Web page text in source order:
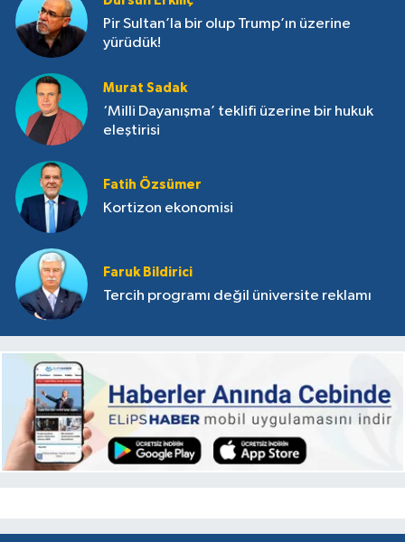
Pir Sultan’la bir olup Trump’ın üzerine
yürüdük!
Murat Sadak
‘Milli Dayanışma’ teklifi üzerine bir hukuk
eleştirisi
Fatih Özsümer
Kortizon ekonomisi
Faruk Bildirici
Tercih programı değil üniversite reklamı